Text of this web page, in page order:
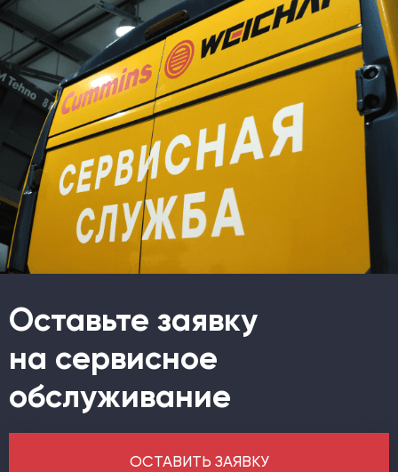
Оставьте заявку
на сервисное
обслуживание
ОСТАВИТЬ ЗАЯВКУ